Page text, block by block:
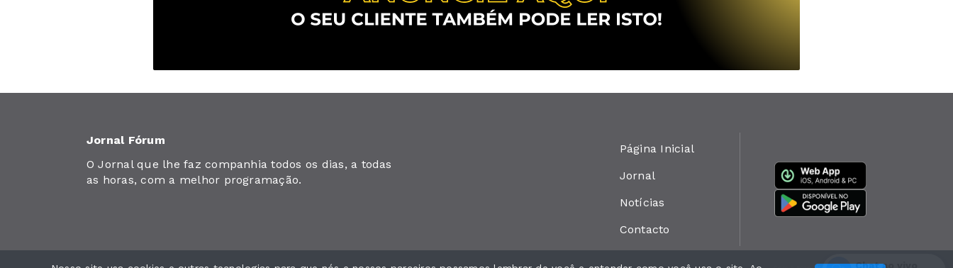
Jornal Fórum
O Jornal que lhe faz companhia todos os dias, a todas
as horas, com a melhor programação.
Página Inicial
Jornal
Notícias
Contacto
Chat ao vivo